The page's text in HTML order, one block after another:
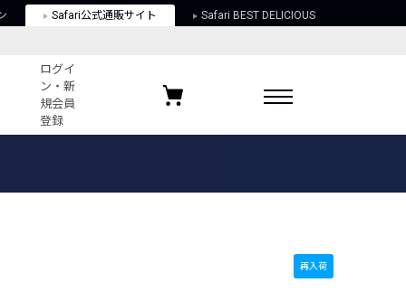
Safari公式通販サイト Safari BEST DELICIOUS
ログイ
ン・新
規会員
登録
お気に入りブランド
再入荷